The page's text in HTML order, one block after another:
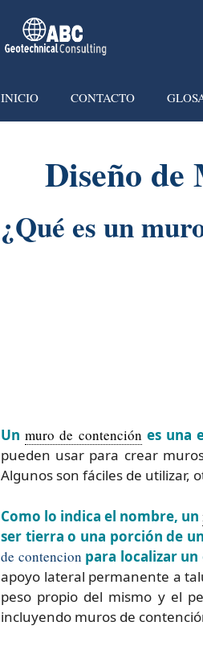
INICIO CONTACTO
Diseño de
¿Qué es un
Unmuro de contención es una
pueden usar para crear
Algunos son fáciles de utilizar,
Como lo indica el nombre, un
ser tierra o una porción de
de contencion para localizar
apoyo lateral permanente a
peso propio del mismo y el
incluyendo muros de